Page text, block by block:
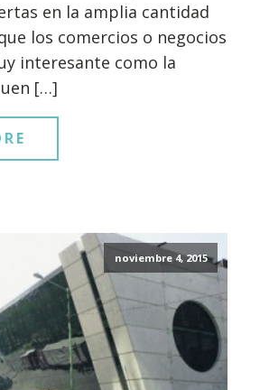
en la amplia cantidad
los comercios o negocios
interesante como la
[…]
noviembre 4, 2015